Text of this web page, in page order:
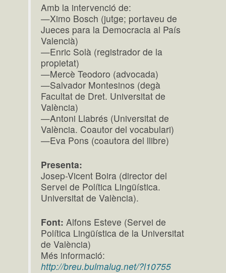
Amb la intervenció de:
—Ximo Bosch (jutge; portaveu de
Jueces para la Democracia al País
Valencià)
—Enric Solà (registrador de la
propietat)
—Mercè Teodoro (advocada)
—Salvador Montesinos (degà
Facultat de Dret. Universitat de
València)
—Antoni Llabrés (Universitat de
València. Coautor del vocabulari)
—Eva Pons (coautora del llibre)
Presenta:
Josep-Vicent Boira (director del
Servei de Política Lingüística.
Universitat de València).
Font: Alfons Esteve (Servei de
Política Lingüística de la Universitat
de València)
Més informació:
http://breu.bulmalug.net/?l10755